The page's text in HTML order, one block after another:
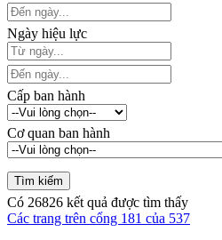
Ngày hiệu lực
Cấp ban hành
Cơ quan ban hành
Có 26826 kết quả được tìm thấy
Các trang trên cổng 181 của 537